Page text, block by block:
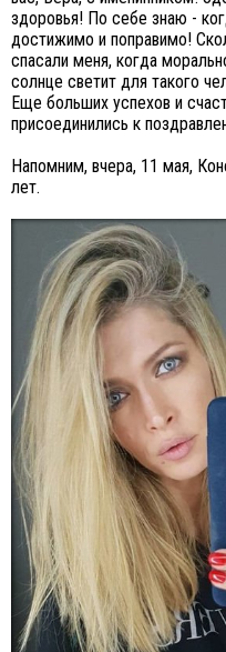
здоровья! По себе знаю -
достижимо и поправимо!
спасали меня, когда
солнце светит для такого
Еще больших успехов и
присоединились к
Напомним, вчера, 11 мая,
лет.